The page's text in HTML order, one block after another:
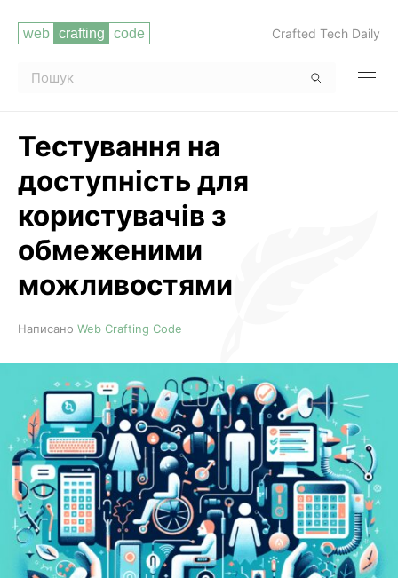
Crafted Tech Daily
Тестування на
доступність для
користувачів з
обмеженими
можливостями
Читати повністю
Написано Web Crafting Code